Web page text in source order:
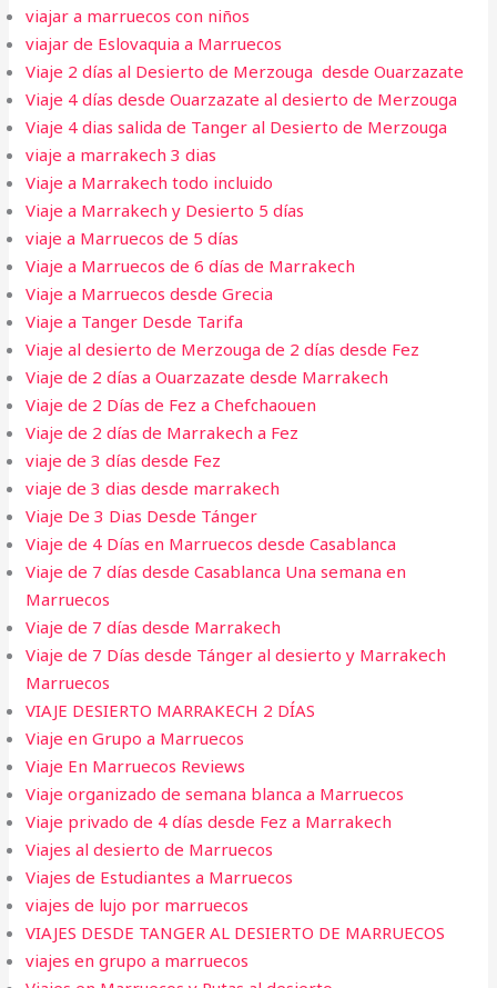
viajar a marruecos con niños
viajar de Eslovaquia a Marruecos
Viaje 2 días al Desierto de Merzouga desde Ouarzazate
Viaje 4 días desde Ouarzazate al desierto de Merzouga
Viaje 4 dias salida de Tanger al Desierto de Merzouga
viaje a marrakech 3 dias​
Viaje a Marrakech todo incluido
Viaje a Marrakech y Desierto 5 días
viaje a Marruecos de 5 días
Viaje a Marruecos de 6 días de Marrakech
Viaje a Marruecos desde Grecia
Viaje a Tanger Desde Tarifa​
Viaje al desierto de Merzouga de 2 días desde Fez
Viaje de 2 días a Ouarzazate desde Marrakech
Viaje de 2 Días de Fez a Chefchaouen
Viaje de 2 días de Marrakech a Fez
viaje de 3 días desde Fez
viaje de 3 dias desde marrakech
Viaje De 3 Dias Desde Tánger
Viaje de 4 Días en Marruecos desde Casablanca
Viaje de 7 días desde Casablanca Una semana en
Marruecos
Viaje de 7 días desde Marrakech
Viaje de 7 Días desde Tánger al desierto y Marrakech
Marruecos
VIAJE DESIERTO MARRAKECH 2 DÍAS
Viaje en Grupo a Marruecos
Viaje En Marruecos Reviews
Viaje organizado de semana blanca a Marruecos
Viaje privado de 4 días desde Fez a Marrakech
Viajes al desierto de Marruecos
Viajes de Estudiantes a Marruecos
viajes de lujo por marruecos
VIAJES DESDE TANGER AL DESIERTO DE MARRUECOS
viajes en grupo a marruecos